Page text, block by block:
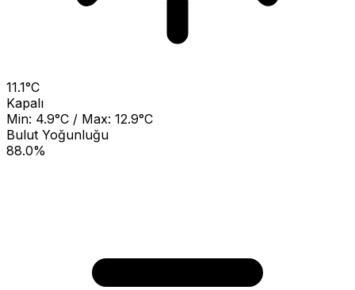
11.1°C
Kapalı
Min: 4.9°C / Max: 12.9°C
Bulut Yoğunluğu
88.0%